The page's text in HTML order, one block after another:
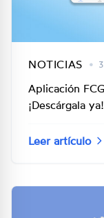
NOTICIAS •
Aplicación
¡Descárgala ya!
Leer artículo